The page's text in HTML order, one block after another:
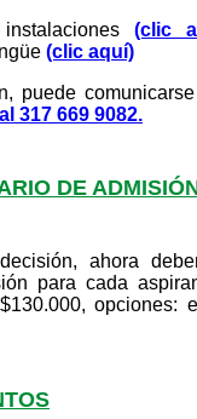
(clic
(clic aquí)
puede
317 669 9082.
DE
ahora
para cada
opciones: